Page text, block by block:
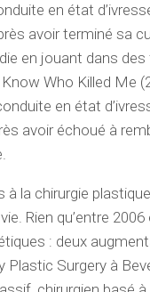
en état
avoir terminé sa
en jouant dans
Who Killed Me
en état
avoir échoué à
à la chirurgie
Rien qu’entre
: deux
Plastic Surgery à